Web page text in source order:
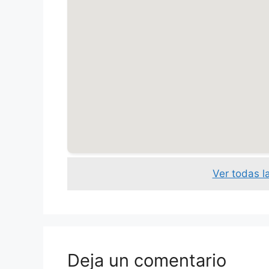
Ver todas
Deja un comentario